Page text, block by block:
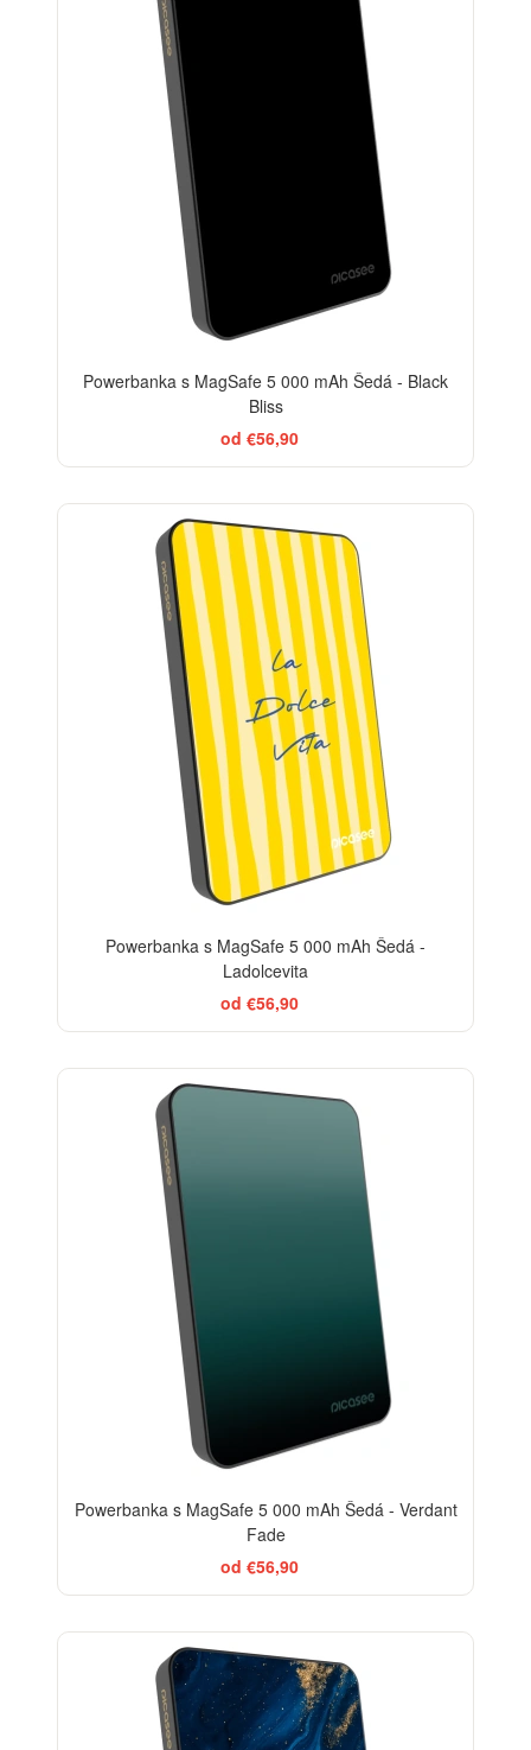
Powerbanka s MagSafe 5 000 mAh Šedá - Black
Bliss
od €56,90
Powerbanka s MagSafe 5 000 mAh Šedá -
Ladolcevita
od €56,90
Powerbanka s MagSafe 5 000 mAh Šedá - Verdant
Fade
od €56,90